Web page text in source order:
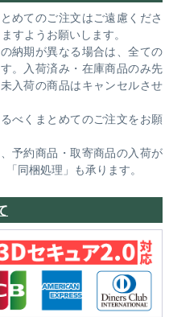
めてのご注文はご遠慮くださ
すようお願いします。
納期が異なる場合は、全ての
。入荷済み・在庫商品のみ先
入荷の商品はキャンセルさせ
べくまとめてのご注文をお願
予約商品・取寄商品の入荷が
同梱処理」も承ります。